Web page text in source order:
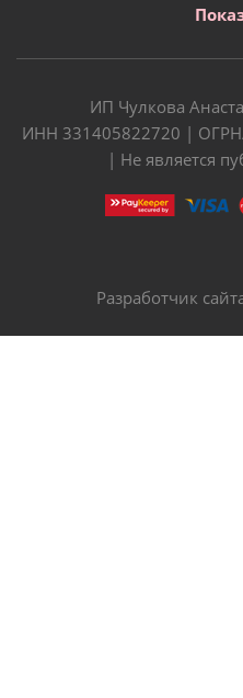
ИП Чулкова
ИНН 331405822720 |
| Не является
Разработчик